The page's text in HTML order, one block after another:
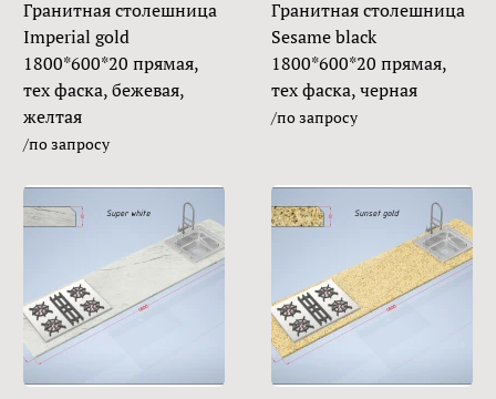
Гранитная столешница
Imperial gold
1800*600*20 прямая,
тех фаска, бежевая,
желтая
/по запросу
Гранитная столешница
Sesame black
1800*600*20 прямая,
тех фаска, черная
/по запросу